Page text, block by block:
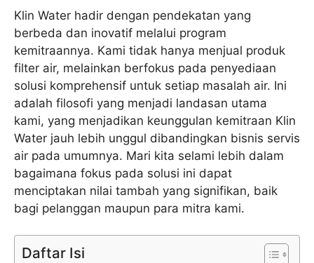
Klin Water hadir dengan pendekatan yang
berbeda dan inovatif melalui program
kemitraannya. Kami tidak hanya menjual produk
filter air, melainkan berfokus pada penyediaan
solusi komprehensif untuk setiap masalah air. Ini
adalah filosofi yang menjadi landasan utama
kami, yang menjadikan keunggulan kemitraan Klin
Water jauh lebih unggul dibandingkan bisnis servis
air pada umumnya. Mari kita selami lebih dalam
bagaimana fokus pada solusi ini dapat
menciptakan nilai tambah yang signifikan, baik
bagi pelanggan maupun para mitra kami.
Daftar Isi